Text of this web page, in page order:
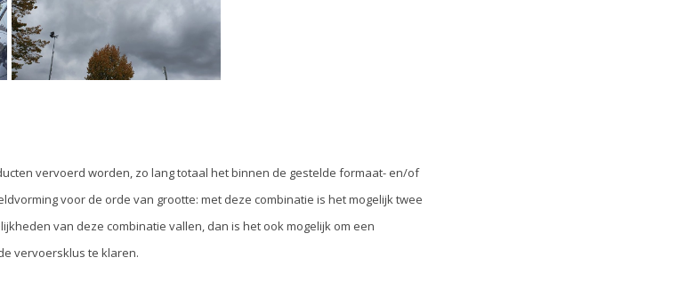
vervoerd worden, zo lang totaal het binnen de gestelde formaat- en/of
voor de orde van grootte: met deze combinatie is het mogelijk twee
van deze combinatie vallen, dan is het ook mogelijk om een
vervoersklus te klaren.